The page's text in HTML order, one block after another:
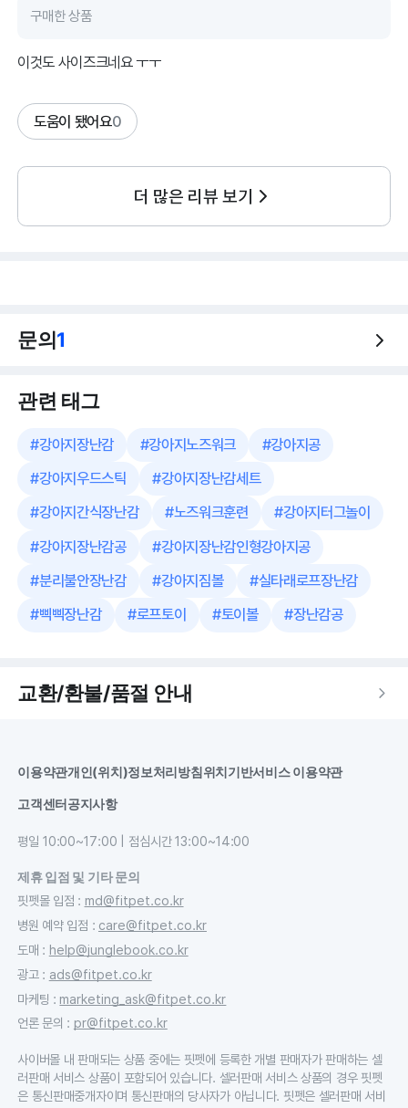
구매한 상품
이것도 사이즈크네요 ㅜㅜ
도움이 됐어요0
더 많은 리뷰 보기
문의1
관련 태그
#강아지장난감 #강아지노즈워크 #강아지공
#강아지우드스틱 #강아지장난감세트
#강아지간식장난감 #노즈워크훈련 #강아지터그놀이
#강아지장난감공 #강아지장난감인형강아지공
#분리불안장난감 #강아지짐볼 #실타래로프장난감
#삑삑장난감 #로프토이 #토이볼 #장난감공
교환/환불/품절 안내
이용약관개인(위치)정보처리방침위치기반서비스 이용약관
고객센터 공지사항
평일 10:00~17:00 | 점심시간 13:00~14:00
제휴 입점 및 기타 문의
핏펫몰 입점 : md@fitpet.co.kr
병원 예약 입점 : care@fitpet.co.kr
도매 : help@junglebook.co.kr
광고: ads@fitpet.co.kr
마케팅 : marketing_ask@fitpet.co.kr
언론 문의 : pr@fitpet.co.kr
사이버몰 내 판매되는 상품 중에는 핏펫에 등록한 개별 판매자가 판매하는 셀
러판매 서비스 상품이 포함되어 있습니다. 셀러판매 서비스 상품의 경우 핏펫
은 통신판매중개자이며 통신판매의 당사자가 아닙니다. 핏펫은 셀러판매 서비